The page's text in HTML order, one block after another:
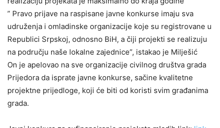
” Pravo prijave na raspisane javne konkurse imaju sva
udruženja i omladinske organizacije koje su registrovane u
Republici Srpskoj, odnosno BiH, a čiji projekti se realizuju
na području naše lokalne zajednice”, istakao je Milješić
On je apelovao na sve organizacije civilnog društva grada
Prijedora da isprate javne konkurse, sačine kvalitetne
projektne prijedloge, koji će biti od koristi svim građanima
grada.